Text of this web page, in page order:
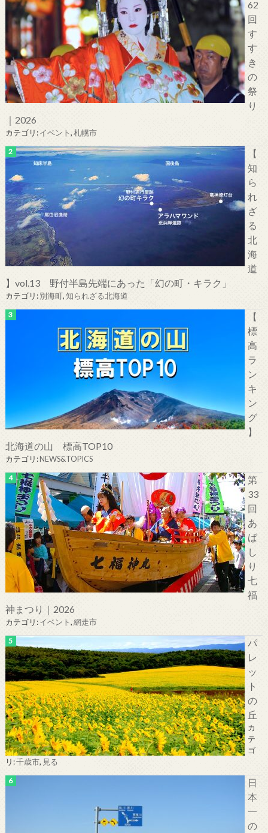
62
回
す
す
き
の
祭
り
｜2026
カテゴリ:イベント,札幌市
【
知
ら
れ
ざ
る
北
海
道
】vol.13 野付半島先端にあった「幻の町・キラク」
カテゴリ:別海町,知られざる北海道
【
標
高
ラ
ン
キ
ン
グ
】
北海道の山 標高TOP10
カテゴリ:NEWS&TOPICS
第
33
回
あ
ば
し
り
七
福
神まつり｜2026
カテゴリ:イベント,網走市
パ
レ
ッ
ト
の
丘
カ
テ
ゴ
リ:千歳市, 見る
日
本
一
の